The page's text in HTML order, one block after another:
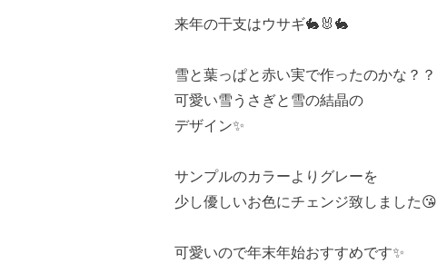
来年の干支はウサギ🐇🐰🐇
雪と葉っぱと赤い実で作ったのかな？？
可愛い雪うさぎと雪の結晶の
デザイン✨
サンプルのカラーよりグレーを
少し優しいお色にチェンジ致しました😘
可愛いので年末年始おすすめです✨